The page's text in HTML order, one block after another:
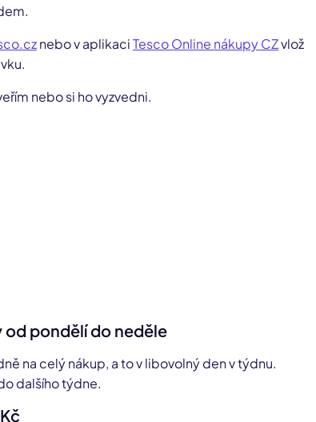
nebo v aplikaciTesco Online nákupy CZvlož
nebo si ho vyzvedni.
od pondělí do neděle
na celý nákup, a to v libovolný den v týdnu.
dalšího týdne.